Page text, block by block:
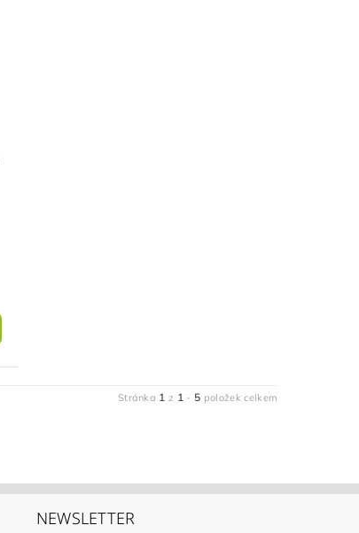
Stránka 1 z 1 - 5 položek celkem
NEWSLETTER